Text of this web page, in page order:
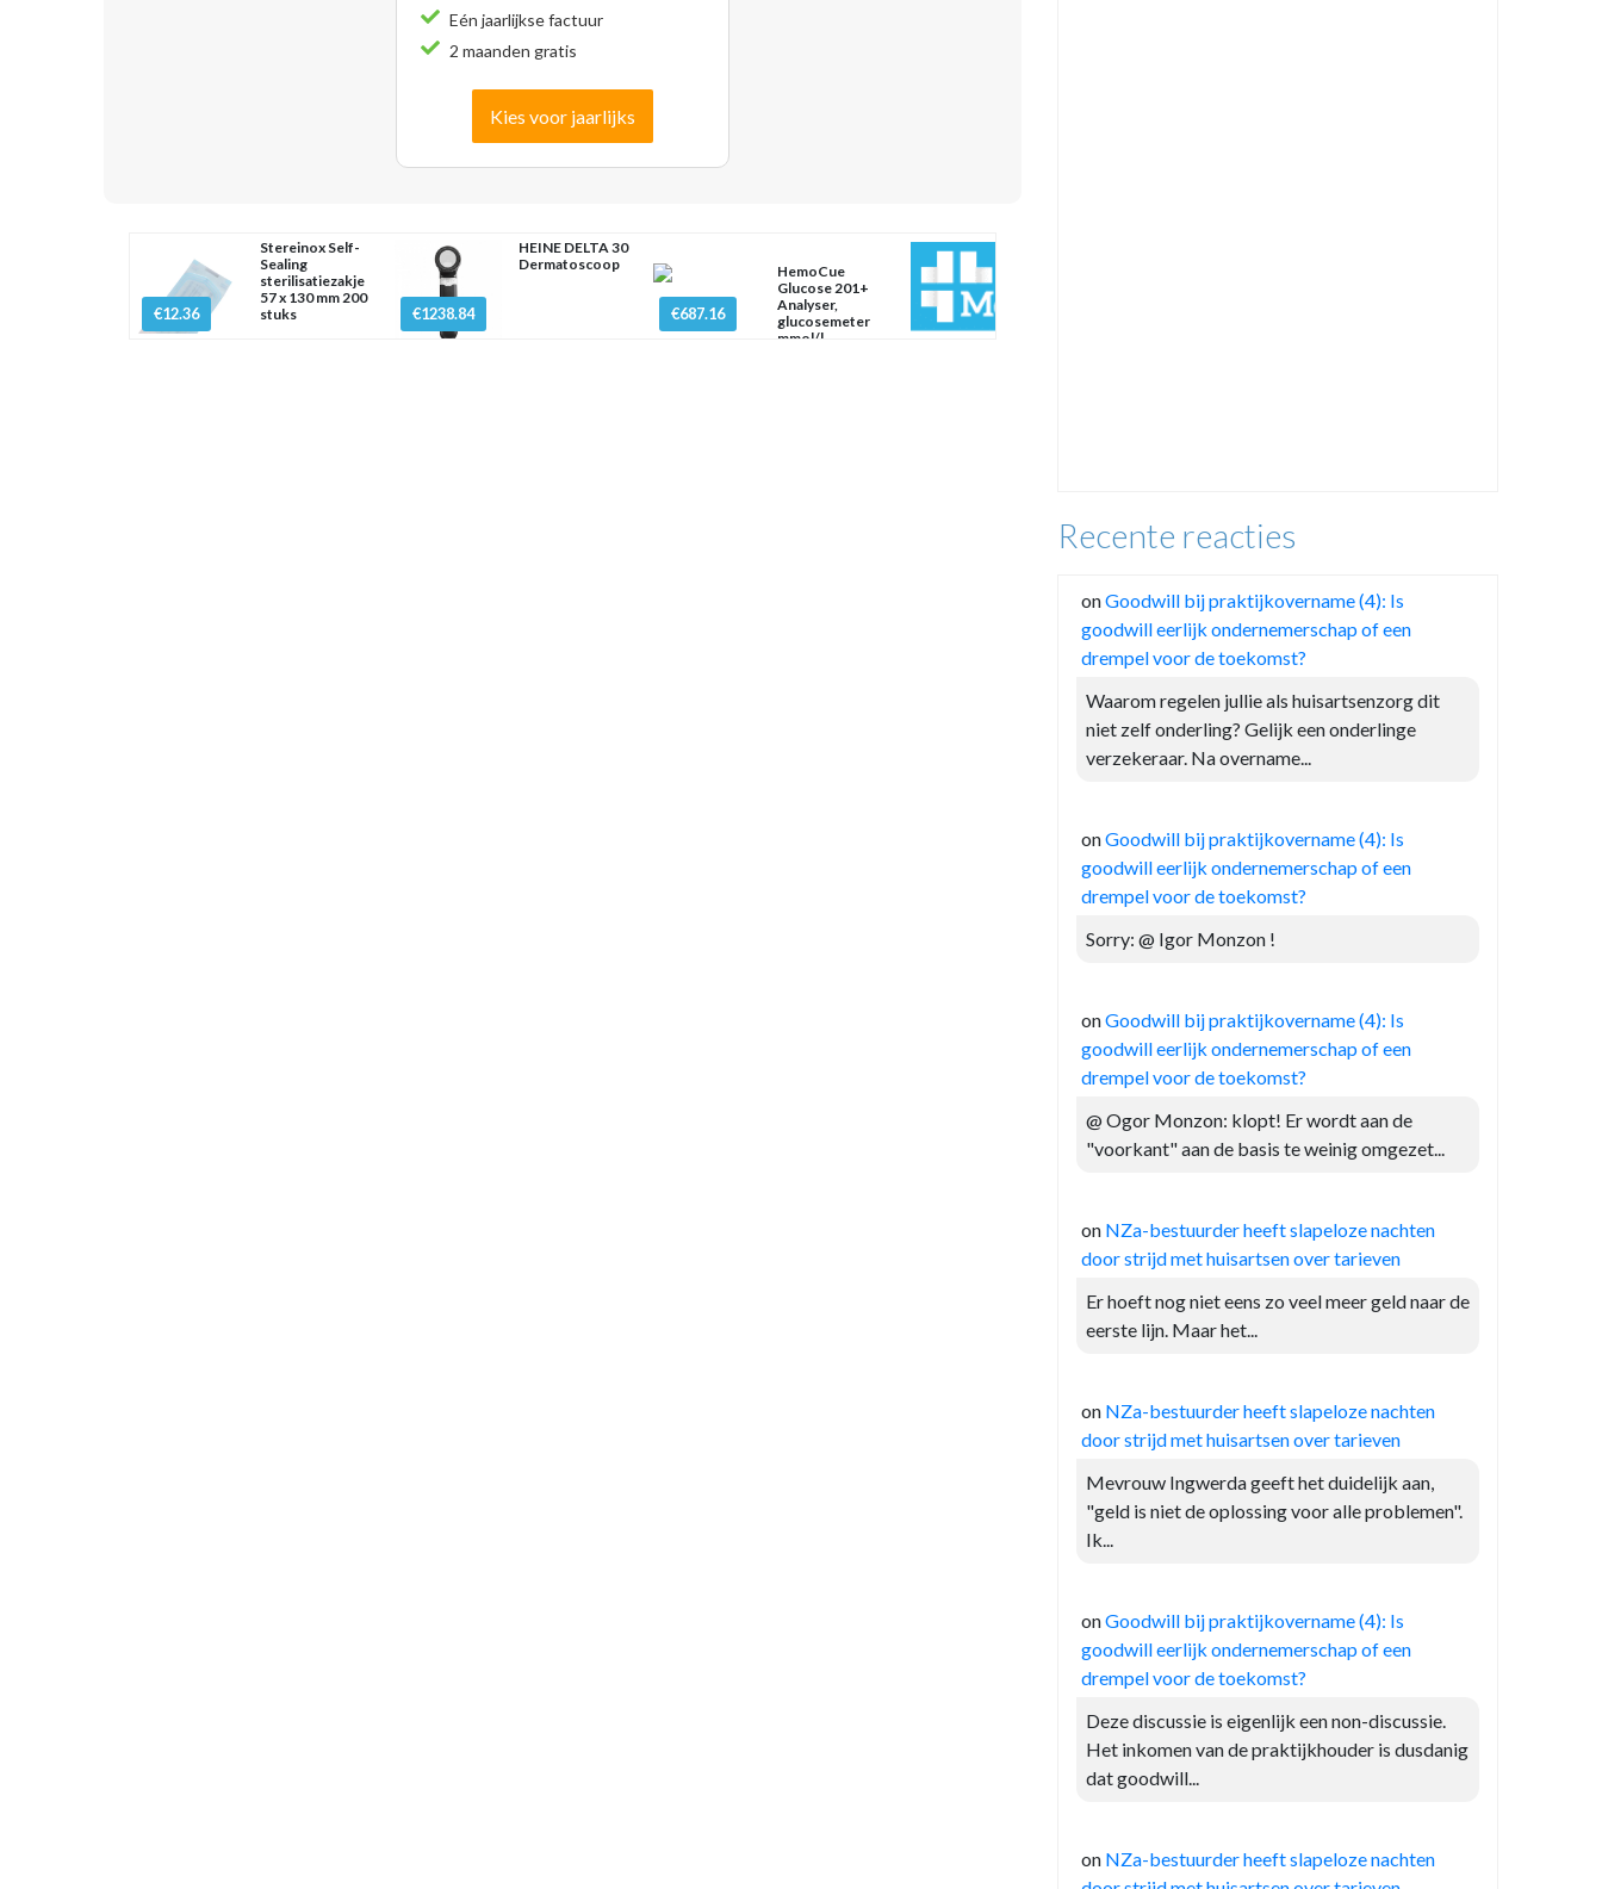
Eén jaarlijkse factuur
2 maanden gratis
Kies voor jaarlijks
€12.36
Stereinox Self-
Sealing
sterilisatiezakje
57 x 130 mm 200
stuks
€1238.84
HEINE DELTA 30
Dermatoscoop
€687.16
HemoCue
Glucose 201+
Analyser,
glucosemeter
mmol/l
Recente reacties
onGoodwill bij praktijkovername (4): Is
goodwill eerlijk ondernemerschap of een
drempel voor de toekomst?
Waarom regelen jullie als huisartsenzorg dit
niet zelf onderling? Gelijk een onderlinge
verzekeraar. Na overname...
onGoodwill bij praktijkovername (4): Is
goodwill eerlijk ondernemerschap of een
drempel voor de toekomst?
Sorry: @ Igor Monzon !
onGoodwill bij praktijkovername (4): Is
goodwill eerlijk ondernemerschap of een
drempel voor de toekomst?
@ Ogor Monzon: klopt! Er wordt aan de
"voorkant" aan de basis te weinig omgezet...
on NZa-bestuurder heeft slapeloze nachten
door strijd met huisartsen over tarieven
Er hoeft nog niet eens zo veel meer geld naar de
eerste lijn. Maar het...
on NZa-bestuurder heeft slapeloze nachten
door strijd met huisartsen over tarieven
Mevrouw Ingwerda geeft het duidelijk aan,
"geld is niet de oplossing voor alle problemen".
Ik...
onGoodwill bij praktijkovername (4): Is
goodwill eerlijk ondernemerschap of een
drempel voor de toekomst?
Deze discussie is eigenlijk een non-discussie.
Het inkomen van de praktijkhouder is dusdanig
dat goodwill...
on NZa-bestuurder heeft slapeloze nachten